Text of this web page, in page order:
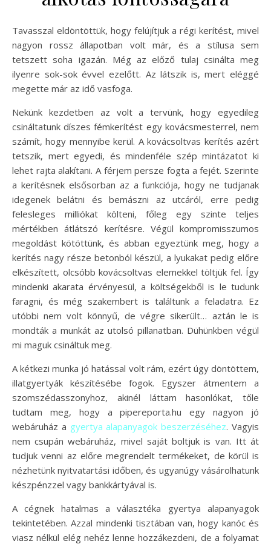
Tavasszal eldöntöttük, hogy felújítjuk a régi kerítést, mivel
nagyon rossz állapotban volt már, és a stílusa sem
tetszett soha igazán. Még az előző tulaj csinálta meg
ilyenre sok-sok évvel ezelőtt. Az látszik is, mert eléggé
megette már az idő vasfoga.
Nekünk kezdetben az volt a tervünk, hogy egyedileg
csináltatunk díszes fémkerítést egy kovácsmesterrel, nem
számít, hogy mennyibe kerül. A kovácsoltvas kerítés azért
tetszik, mert egyedi, és mindenféle szép mintázatot ki
lehet rajta alakítani. A férjem persze fogta a fejét. Szerinte
a kerítésnek elsősorban az a funkciója, hogy ne tudjanak
idegenek belátni és bemászni az utcáról, erre pedig
felesleges milliókat költeni, főleg egy szinte teljes
mértékben átlátszó kerítésre. Végül kompromisszumos
megoldást kötöttünk, és abban egyeztünk meg, hogy a
kerítés nagy része betonból készül, a lyukakat pedig előre
elkészített, olcsóbb kovácsoltvas elemekkel töltjük fel. Így
mindenki akarata érvényesül, a költségekből is le tudunk
faragni, és még szakembert is találtunk a feladatra. Ez
utóbbi nem volt könnyű, de végre sikerült… aztán le is
mondták a munkát az utolsó pillanatban. Dühünkben végül
mi maguk csináltuk meg.
A kétkezi munka jó hatással volt rám, ezért úgy döntöttem,
illatgyertyák készítésébe fogok. Egyszer átmentem a
szomszédasszonyhoz, akinél láttam hasonlókat, tőle
tudtam meg, hogy a pipereporta.hu egy nagyon jó
webáruház a gyertya alapanyagok beszerzéséhez. Vagyis
nem csupán webáruház, mivel saját boltjuk is van. Itt át
tudjuk venni az előre megrendelt termékeket, de körül is
nézhetünk nyitvatartási időben, és ugyanúgy vásárolhatunk
készpénzzel vagy bankkártyával is.
A cégnek hatalmas a választéka gyertya alapanyagok
tekintetében. Azzal mindenki tisztában van, hogy kanóc és
viasz nélkül elég nehéz lenne hozzákezdeni, de a folyamat